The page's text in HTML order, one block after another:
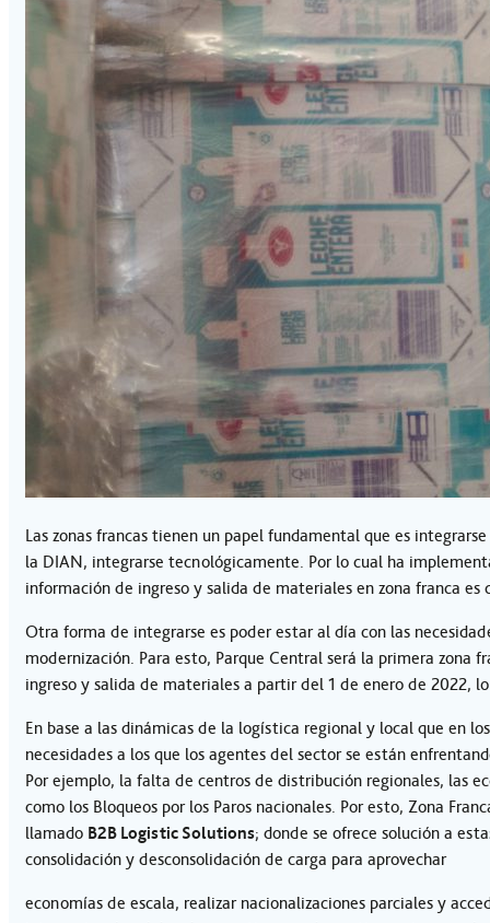
Las zonas francas tienen un papel fundamental que es
la DIAN, integrarse tecnológicamente. Por lo cual ha
información de ingreso y salida de materiales en zona franca
Otra forma de integrarse es poder estar al día con las
modernización. Para esto, Parque Central será la primera
ingreso y salida de materiales a partir del 1 de enero de 2022,
En base a las dinámicas de la logística regional y local que en
necesidades a los que los agentes del sector se están
Por ejemplo, la falta de centros de distribución regionales, las
como los Bloqueos por los Paros nacionales. Por esto, Zona
llamado B2B Logistic Solutions; donde se ofrece solución a
consolidación y desconsolidación de carga para aprovechar
economías de escala, realizar nacionalizaciones parciales y